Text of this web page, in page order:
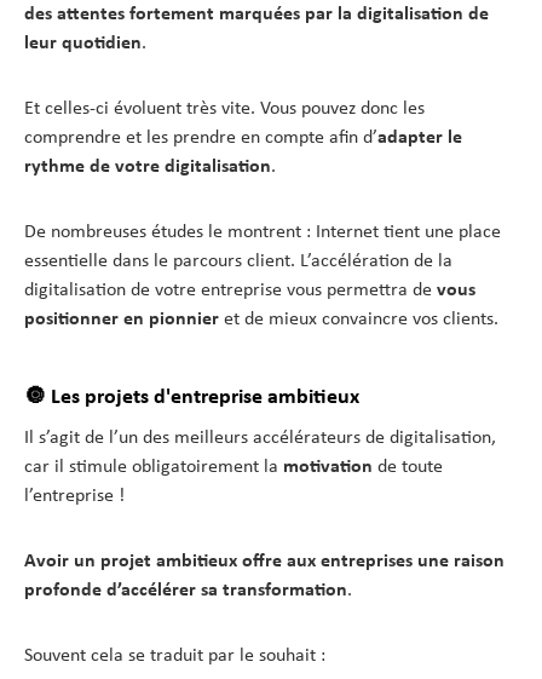
des attentes fortement marquées par la digitalisation de
leur quotidien.
Et celles-ci évoluent très vite. Vous pouvez donc les
comprendre et les prendre en compte afin d’adapter le
rythme de votre digitalisation.
De nombreuses études le montrent : Internet tient une place
essentielle dans le parcours client. L’accélération de la
digitalisation de votre entreprise vous permettra de vous
positionner en pionnier et de mieux convaincre vos clients.
🔘 Les projets d'entreprise ambitieux
Il s’agit de l’un des meilleurs accélérateurs de digitalisation,
car il stimule obligatoirement la motivation de toute
l’entreprise !
Avoir un projet ambitieux offre aux entreprises une raison
profonde d’accélérer sa transformation.
Souvent cela se traduit par le souhait :